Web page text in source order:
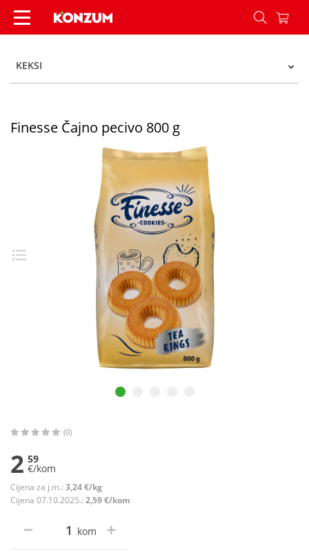
Finesse Čajno pecivo 800 g - Konzum
KEKSI
Finesse Čajno pecivo 800 g
(0)
2 59
€/kom
Cijena za j.m.: 3,24 €/kg
Cijena 07.10.2025.: 2,59 €/kom
kom